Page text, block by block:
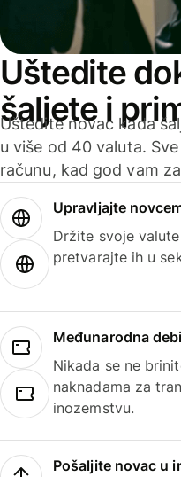
Uštedite
šaljete i
Uštedite novac kada
u više od 40 valuta.
računu, kad god vam
Upravljajte
Držite svoje
pretvarajte ih u
Međunarodna
Nikada se ne
naknadama za
inozemstvu.
Pošaljite novac u